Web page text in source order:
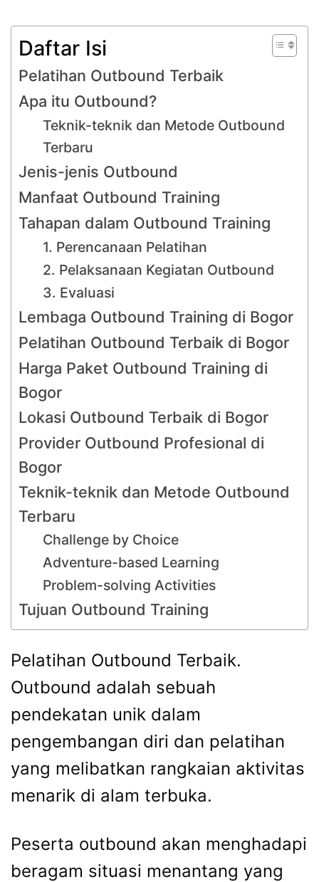
Daftar Isi
Pelatihan Outbound Terbaik
Apa itu Outbound?
Teknik-teknik dan Metode Outbound
Terbaru
Jenis-jenis Outbound
Manfaat Outbound Training
Tahapan dalam Outbound Training
1. Perencanaan Pelatihan
2. Pelaksanaan Kegiatan Outbound
3. Evaluasi
Lembaga Outbound Training di Bogor
Pelatihan Outbound Terbaik di Bogor
Harga Paket Outbound Training di
Bogor
Lokasi Outbound Terbaik di Bogor
Provider Outbound Profesional di
Bogor
Teknik-teknik dan Metode Outbound
Terbaru
Challenge by Choice
Adventure-based Learning
Problem-solving Activities
Tujuan Outbound Training
Pelatihan Outbound Terbaik.
Outbound adalah sebuah
pendekatan unik dalam
pengembangan diri dan pelatihan
yang melibatkan rangkaian aktivitas
menarik di alam terbuka.
Peserta outbound akan menghadapi
beragam situasi menantang yang